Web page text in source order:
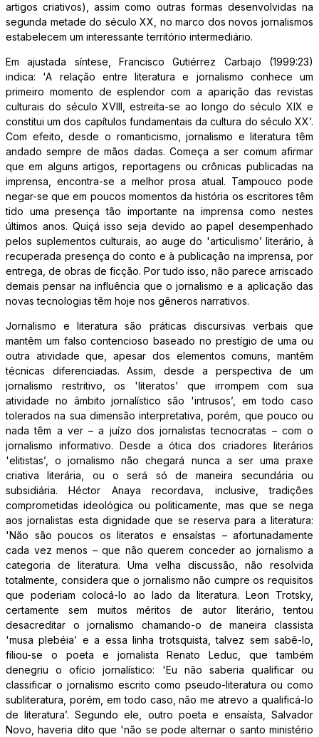
artigos criativos), assim como outras formas desenvolvidas na
segunda metade do século XX, no marco dos novos jornalismos
estabelecem um interessante território intermediário.
Em ajustada síntese, Francisco Gutiérrez Carbajo (1999:23)
indica: 'A relação entre literatura e jornalismo conhece um
primeiro momento de esplendor com a aparição das revistas
culturais do século XVIII, estreita-se ao longo do século XIX e
constitui um dos capítulos fundamentais da cultura do século XX’.
Com efeito, desde o romanticismo, jornalismo e literatura têm
andado sempre de mãos dadas. Começa a ser comum afirmar
que em alguns artigos, reportagens ou crônicas publicadas na
imprensa, encontra-se a melhor prosa atual. Tampouco pode
negar-se que em poucos momentos da história os escritores têm
tido uma presença tão importante na imprensa como nestes
últimos anos. Quiçá isso seja devido ao papel desempenhado
pelos suplementos culturais, ao auge do 'articulismo’ literário, à
recuperada presença do conto e à publicação na imprensa, por
entrega, de obras de ficção. Por tudo isso, não parece arriscado
demais pensar na influência que o jornalismo e a aplicação das
novas tecnologias têm hoje nos gêneros narrativos.
Jornalismo e literatura são práticas discursivas verbais que
mantêm um falso contencioso baseado no prestígio de uma ou
outra atividade que, apesar dos elementos comuns, mantêm
técnicas diferenciadas. Assim, desde a perspectiva de um
jornalismo restritivo, os 'literatos’ que irrompem com sua
atividade no âmbito jornalístico são 'intrusos’, em todo caso
tolerados na sua dimensão interpretativa, porém, que pouco ou
nada têm a ver – a juízo dos jornalistas tecnocratas – com o
jornalismo informativo. Desde a ótica dos criadores literários
'elitistas’, o jornalismo não chegará nunca a ser uma praxe
criativa literária, ou o será só de maneira secundária ou
subsidiária. Héctor Anaya recordava, inclusive, tradições
comprometidas ideológica ou politicamente, mas que se nega
aos jornalistas esta dignidade que se reserva para a literatura:
'Não são poucos os literatos e ensaístas – afortunadamente
cada vez menos – que não querem conceder ao jornalismo a
categoria de literatura. Uma velha discussão, não resolvida
totalmente, considera que o jornalismo não cumpre os requisitos
que poderiam colocá-lo ao lado da literatura. Leon Trotsky,
certamente sem muitos méritos de autor literário, tentou
desacreditar o jornalismo chamando-o de maneira classista
'musa plebéia’ e a essa linha trotsquista, talvez sem sabê-lo,
filiou-se o poeta e jornalista Renato Leduc, que também
denegriu o ofício jornalístico: 'Eu não saberia qualificar ou
classificar o jornalismo escrito como pseudo-literatura ou como
subliteratura, porém, em todo caso, não me atrevo a qualificá-lo
de literatura’. Segundo ele, outro poeta e ensaísta, Salvador
Novo, haveria dito que 'não se pode alternar o santo ministério